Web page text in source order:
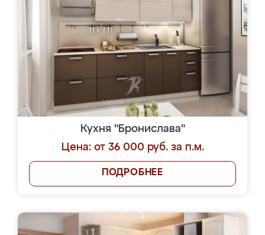
Кухня "Бронислава"
Цена: от 36 000 руб. за п.м.
ПОДРОБНЕЕ